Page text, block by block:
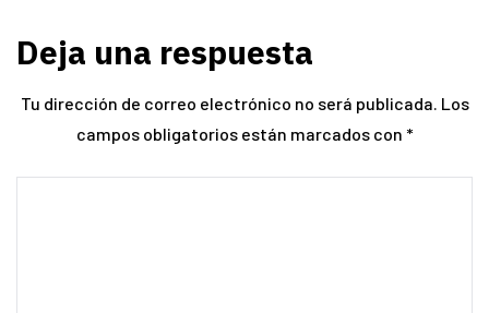
Deja una respuesta
Tu dirección de correo electrónico no será publicada. Los
campos obligatorios están marcados con *